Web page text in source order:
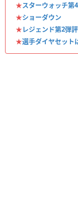
★スターウォッチ第
★ショーダウン
★レジェンド第2弾
★選手ダイヤセット